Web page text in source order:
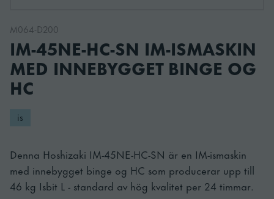
M064-D200
IM-45NE-HC-SN IM-ISMASKIN
MED INNEBYGGET BINGE OG
HC
is
Denna Hoshizaki IM-45NE-HC-SN är en IM-ismaskin
med innebygget binge og HC som producerar upp till
46 kg Isbit L - standard av hög kvalitet per 24 timmar.